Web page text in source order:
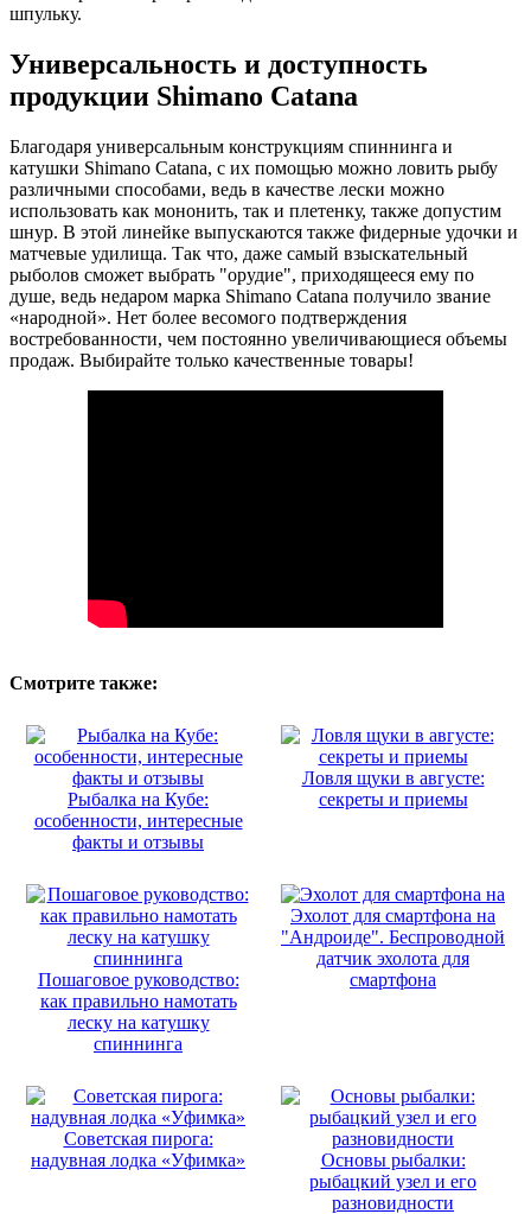
шпульку.
Универсальность и доступность
продукции Shimano Catana
Благодаря универсальным конструкциям спиннинга и
катушки Shimano Catana, с их помощью можно ловить рыбу
различными способами, ведь в качестве лески можно
использовать как мононить, так и плетенку, также допустим
шнур. В этой линейке выпускаются также фидерные удочки и
матчевые удилища. Так что, даже самый взыскательный
рыболов сможет выбрать "орудие", приходящееся ему по
душе, ведь недаром марка Shimano Catana получило звание
«народной». Нет более весомого подтверждения
востребованности, чем постоянно увеличивающиеся объемы
продаж. Выбирайте только качественные товары!
Смотрите также:
Рыбалка на Кубе:
особенности, интересные
факты и отзывы
Ловля щуки в августе:
секреты и приемы
Пошаговое руководство:
как правильно намотать
леску на катушку
спиннинга
Эхолот для смартфона на
"Андроиде". Беспроводной
датчик эхолота для
смартфона
Советская пирога:
надувная лодка «Уфимка»
Основы рыбалки:
рыбацкий узел и его
разновидности